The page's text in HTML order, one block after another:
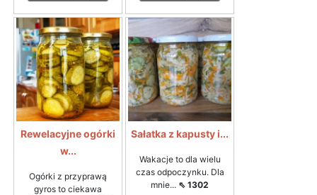
Rewelacyjne ogórki
w...
Ogórki z przyprawą
gyros to ciekawa
Sałatka z kapusty i...
Wakacje to dla wielu
czas odpoczynku. Dla
mnie... ⇖ 1302